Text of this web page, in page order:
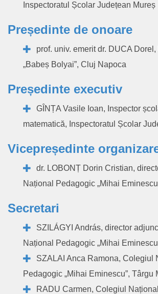
Inspectoratul Școlar Județean Mureș
Președinte de onoare
prof. univ. emerit dr. DUCA
„Babeș Bolyai”, Cluj Napoca
Președinte executiv
GÎNȚA Vasile Ioan, Inspector
matematică, Inspectoratul Școlar
Vicepreședinte
dr. LOBONȚ Dorin Cristian,
Național Pedagogic „Mihai
Secretari
SZILÁGYI András, director
Național Pedagogic „Mihai
SZALAI Anca Ramona, Colegiul
Pedagogic „Mihai Eminescu”, Târgu
RADU Carmen, Colegiul